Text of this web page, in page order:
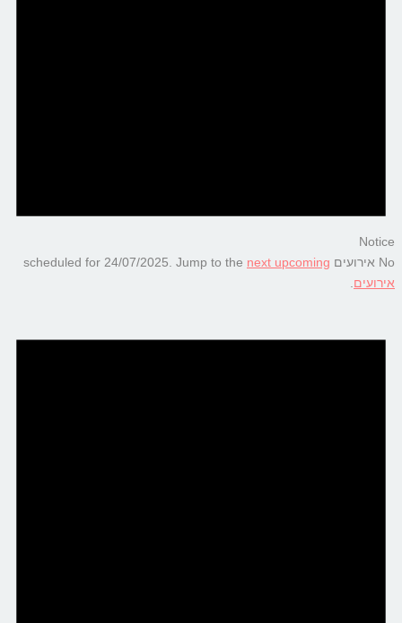
Notice
No אירועים scheduled for 24/07/2025. Jump to the
next upcoming
אירועים